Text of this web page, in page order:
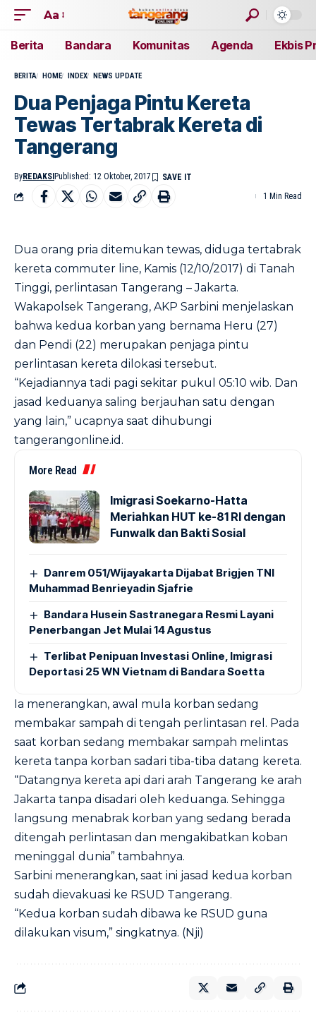
Aa
Berita Bandara Komunitas Agenda Ekbis
BERITA HOME INDEX NEWS UPDATE
Dua Penjaga Pintu Kereta
Tewas Tertabrak Kereta di
Tangerang
ByREDAKSI Published: 12 Oktober, 2017
1 Min Read
Dua orang pria ditemukan tewas, diduga tertabrak
kereta commuter line, Kamis (12/10/2017) di Tanah
Tinggi, perlintasan Tangerang – Jakarta.
Wakapolsek Tangerang, AKP Sarbini menjelaskan
bahwa kedua korban yang bernama Heru (27)
dan Pendi (22) merupakan penjaga pintu
perlintasan kereta dilokasi tersebut.
“Kejadiannya tadi pagi sekitar pukul 05:10 wib. Dan
jasad keduanya saling berjauhan satu dengan
yang lain,” ucapnya saat dihubungi
tangerangonline.id.
More Read
Imigrasi Soekarno-Hatta
Meriahkan HUT ke-81 RI dengan
Funwalk dan Bakti Sosial
Danrem 051/Wijayakarta Dijabat Brigjen TNI
Muhammad Benrieyadin Sjafrie
Bandara Husein Sastranegara Resmi Layani
Penerbangan Jet Mulai 14 Agustus
Terlibat Penipuan Investasi Online, Imigrasi
Deportasi 25 WN Vietnam di Bandara Soetta
Ia menerangkan, awal mula korban sedang
membakar sampah di tengah perlintasan rel. Pada
saat korban sedang membakar sampah melintas
kereta tanpa korban sadari tiba-tiba datang kereta.
“Datangnya kereta api dari arah Tangerang ke arah
Jakarta tanpa disadari oleh keduanga. Sehingga
langsung menabrak korban yang sedang berada
ditengah perlintasan dan mengakibatkan koban
meninggal dunia” tambahnya.
Sarbini menerangkan, saat ini jasad kedua korban
sudah dievakuasi ke RSUD Tangerang.
“Kedua korban sudah dibawa ke RSUD guna
dilakukan visum,” singkatnya. (Nji)